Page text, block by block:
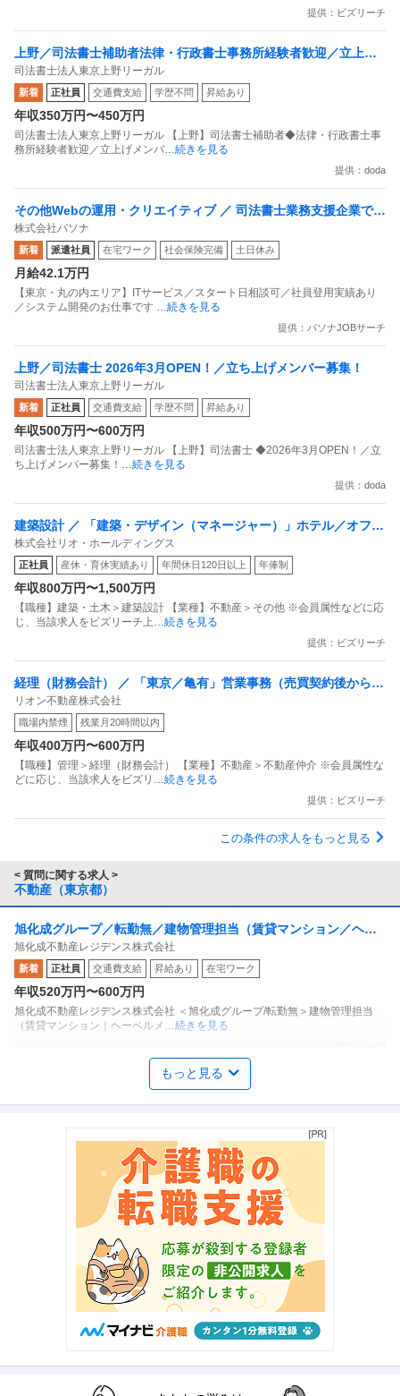
提供：ビズリーチ
上野／司法書士補助者法律・行政書士事務所経験者歓迎／立上げ
メンバー／土日祝休／登記特化で裁量
司法書士法人東京上野リーガル
新着 正社員 交通費支給 学歴不問 昇給あり
年収350万円〜450万円
司法書士法人東京上野リーガル 【上野】司法書士補助者◆法律・行政書士事
務所経験者歓迎／立上げメンバ…続きを見る
提供：doda
その他Webの運用・クリエイティブ ／ 司法書士業務支援企業での
AI開発・支援のお仕事 ／ 派遣
株式会社パソナ
新着 派遣社員 在宅ワーク 社会保険完備 土日休み
月給42.1万円
【東京・丸の内エリア】ITサービス／スタート日相談可／社員登用実績あり
／システム開発のお仕事です …続きを見る
提供：パソナJOBサーチ
上野／司法書士 2026年3月OPEN！／立ち上げメンバー募集！
司法書士法人東京上野リーガル
新着 正社員 交通費支給 学歴不問 昇給あり
年収500万円〜600万円
司法書士法人東京上野リーガル 【上野】司法書士 ◆2026年3月OPEN！／立
ち上げメンバー募集！ …続きを見る
提供：doda
建築設計 ／ 「建築・デザイン（マネージャー）」ホテル／オフィ
ス等のリノベーション案件多数
株式会社リオ・ホールディングス
正社員 産休・育休実績あり 年間休日120日以上 年俸制
年収800万円〜1,500万円
【職種】建築・土木＞建築設計 【業種】不動産＞その他 ※会員属性などに応
じ、当該求人をビズリーチ上…続きを見る
提供：ビズリーチ
経理（財務会計） ／ 「東京／亀有」営業事務（売買契約後からお
引渡しまでの進行管理サポート）想定年収450万〜550万／年2回
給与改定あり／残業少なめ／有給消化率ほぼ100％
リオン不動産株式会社
職場内禁煙 残業月20時間以内
年収400万円〜600万円
【職種】管理＞経理（財務会計） 【業種】不動産＞不動産仲介 ※会員属性な
どに応じ、当該求人をビズリ …続きを見る
提供：ビズリーチ
この条件の求人をもっと見る
< 質問に関する求人 >
不動産（東京都）
旭化成グループ／転勤無／建物管理担当（賃貸マンション／ヘー
ベルメゾン)在宅・フレックス可
旭化成不動産レジデンス株式会社
新着 正社員 交通費支給 昇給あり 在宅ワーク
年収520万円〜600万円
旭化成不動産レジデンス株式会社 ＜旭化成グループ/転勤無＞建物管理担当
（賃貸マンション｜ヘーベルメ …続きを見る
不動産企画・不動産開発 ／ 「年間投資1000億円へ」クラファン×
ST×私募ファンドで資産運用の常識を変える／次世代型不動産投
クリアル株式会社
年収800万円〜1,200万円
【職種】不動産＞不動産企画・不動産開発 【業種】金融＞アセットマネジメ
ント ※会員属性などに応じ、
…続きを見る
不動産企画・不動産開発 ／ アクイジション／私募REIT・私募フ
ヒューリック不動産投資顧問株式会社
リモートワーク 土日休み
年収800万円〜1,800万円
【職種】不動産＞不動産企画・不動産開発 【業種】不動産＞その他 ※会員属
性などに応じ、当該求人をビ …続きを見る
もっと見る